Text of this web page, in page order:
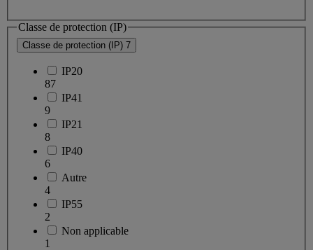
Classe de protection (IP)
Classe de protection (IP) 7
IP20
87
IP41
9
IP21
8
IP40
6
Autre
4
IP55
2
Non applicable
1